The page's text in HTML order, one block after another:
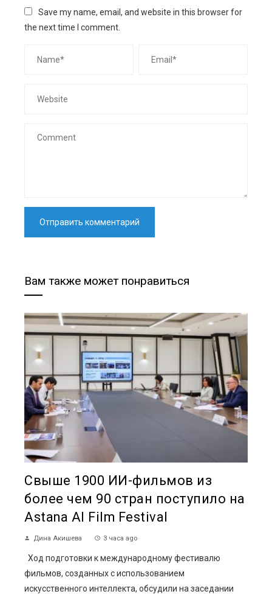
Save my name, email, and website in this browser for
the next time I comment.
Вам также может понравиться
Свыше 1900 ИИ-фильмов из
более чем 90 стран поступило на
Astana AI Film Festival
Дина Акишева 3 часа ago
Ход подготовки к международному фестивалю
фильмов, созданных с использованием
искусственного интеллекта, обсудили на заседании